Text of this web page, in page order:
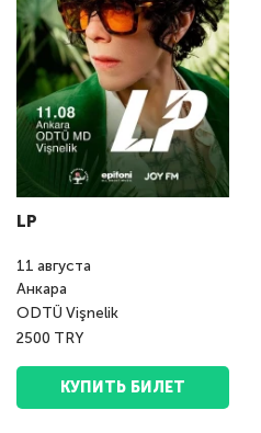
LP
11 августа
Анкара
ODTÜ Vişnelik
2500 TRY
КУПИТЬ БИЛЕТ